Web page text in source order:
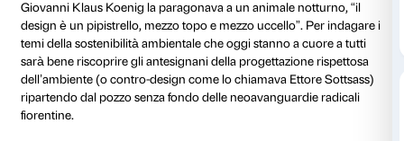
Dalle 18.30 alle 19.30
Fondazione Palazzo Strozzi,Todo ModoeQuodlibet